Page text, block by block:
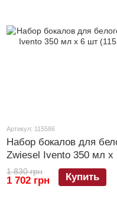
Артикул: 115586
Набор бокалов для
Zwiesel Ivento 350 мл х
1 830 грн
1 702 грн Купить